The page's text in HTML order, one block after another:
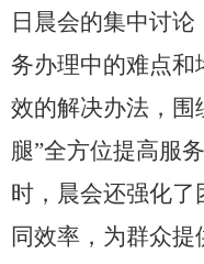
日晨会的集中讨
务办理中的难点和
效的解决办法，围
腿”全方位提高服
时，晨会还强化
同效率，为群众